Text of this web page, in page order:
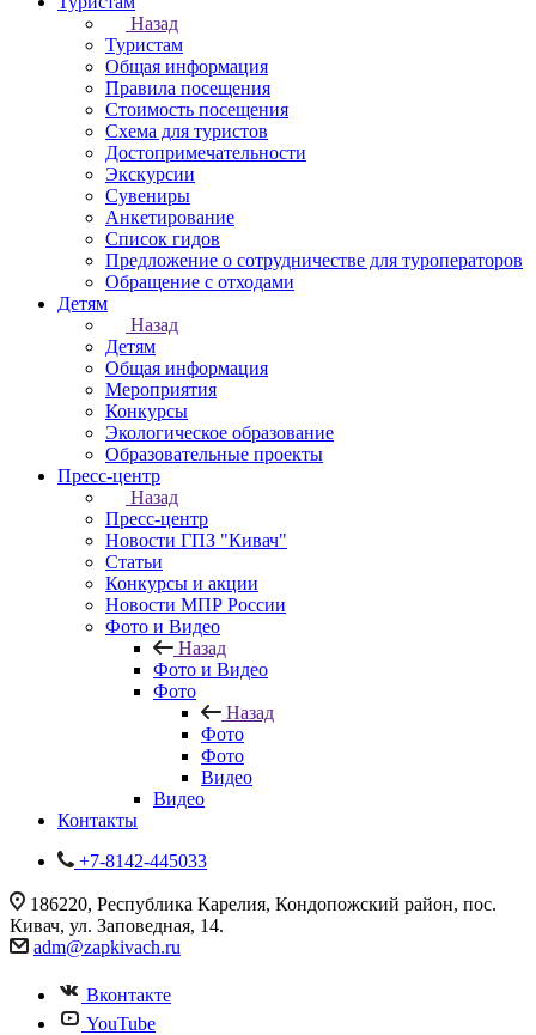
Назад
Туристам
Общая информация
Правила посещения
Стоимость посещения
Схема для туристов
Достопримечательности
Экскурсии
Сувениры
Анкетирование
Список гидов
Предложение о сотрудничестве для туроператоров
Обращение с отходами
Детям
Назад
Детям
Общая информация
Мероприятия
Конкурсы
Экологическое образование
Образовательные проекты
Пресс-центр
Назад
Пресс-центр
Новости ГПЗ "Кивач"
Статьи
Конкурсы и акции
Новости МПР России
Фото и Видео
Назад
Фото и Видео
Фото
Назад
Фото
Фото
Видео
Видео
Контакты
+7-8142-445033
186220, Республика Карелия, Кондопожский район, пос.
Кивач, ул. Заповедная, 14.
adm@zapkivach.ru
Вконтакте
YouTube